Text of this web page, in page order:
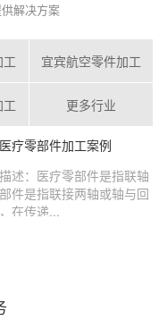
解决方案
宜宾航空零件加工
更多行业
疗零部件加工案例
述： 医疗零部件是指联轴
件是指联接两轴或轴与回
在传递...
作……...